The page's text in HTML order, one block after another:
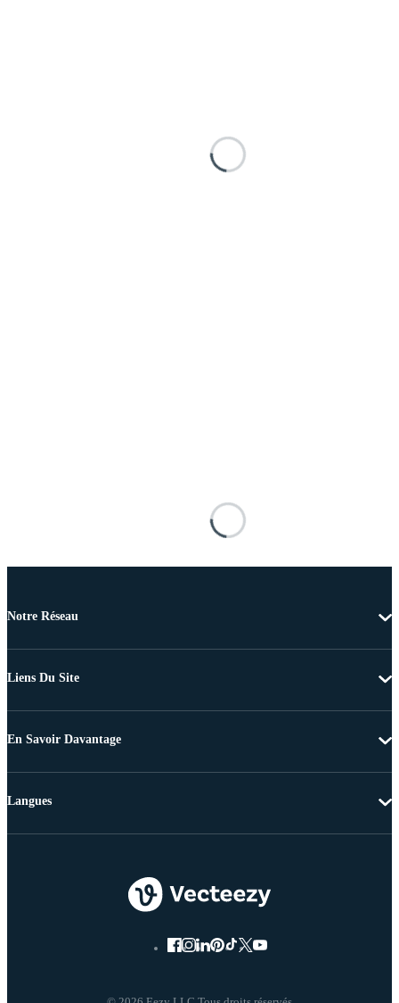
Notre Réseau
Liens Du Site
En Savoir Davantage
Langues